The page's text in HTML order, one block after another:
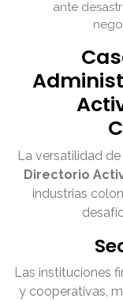
ante
La versatilidad
Directorio
industrias
Las instituciones
y cooperativas,